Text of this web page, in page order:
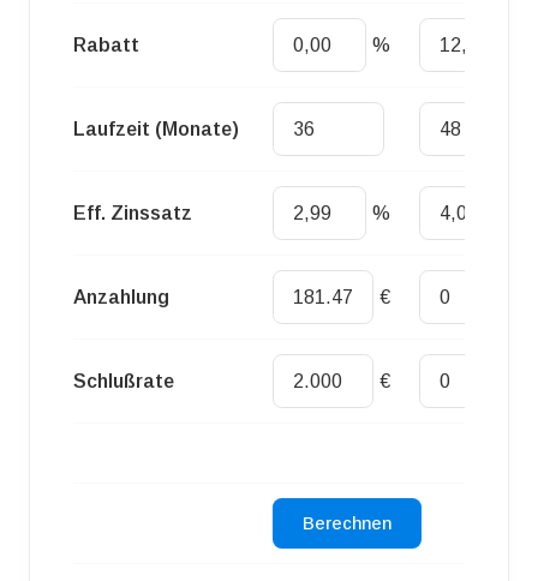
Rabatt %
Laufzeit (Monate)
Eff. Zinssatz %
Anzahlung €
Schlußrate €